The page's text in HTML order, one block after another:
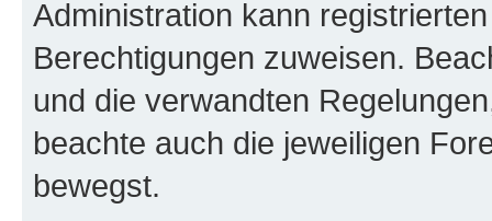
Administration kann
Berechtigungen zuweisen.
und die verwandten
beachte auch die jeweiligen
bewegst.